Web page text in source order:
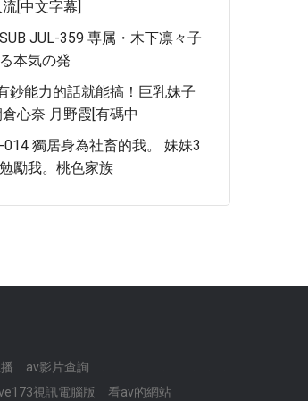
[中文字幕]
JUL-359 専属・木下凛々子
本気の発
鈔能力的話就能搞！巨乳妹子
心奈 月野霞[有碼中
014 獨居身為社畜的我。 妹妹3
勵我。桃色家族
av影片查詢
視訊電腦版 看av的網站